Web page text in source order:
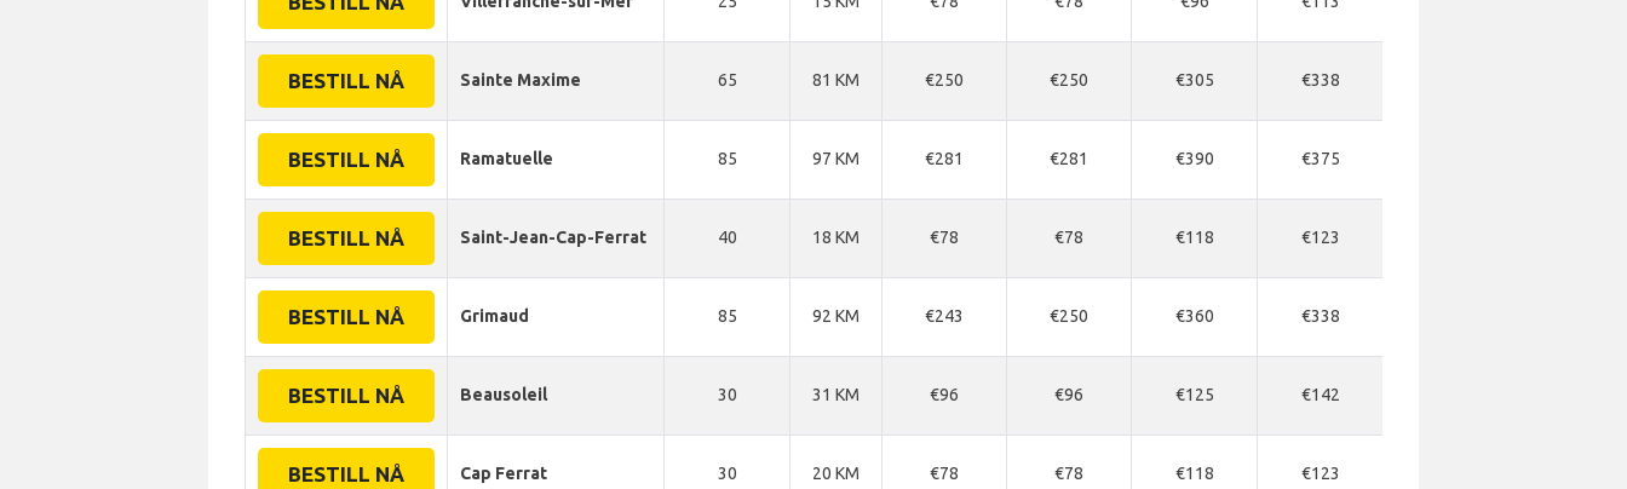
BESTILL NÅ Sainte Maxime 65 81 KM €250 €250 €305 €338
BESTILL NÅ Ramatuelle 85 97 KM €281 €281 €390 €375
BESTILL NÅ Saint-Jean-Cap-Ferrat 40 18 KM €78 €78 €118 €123
BESTILL NÅ Grimaud 85 92 KM €243 €250 €360 €338
BESTILL NÅ Beausoleil 30 31 KM €96 €96 €125 €142
BESTILL NÅ Cap Ferrat 30 20 KM €78 €78 €118 €123